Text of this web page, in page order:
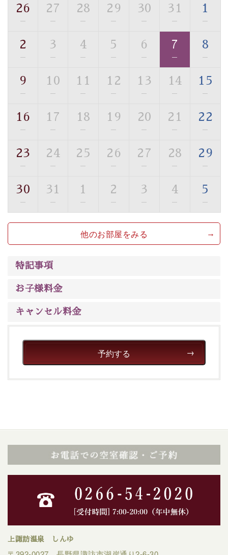
の効果が高い、極めて希有な源泉です。身も心も癒され
■お座敷風呂（大浴場）
温泉の成分に合わせ、防菌防カビの特殊素材の畳を使
用。 足元が柔らかく、そして滑りにくい畳のお風呂で
す。
※男性大浴場までのご移動には階段がございます。 予め
■貸切温泉風呂 （40分2000円）
む貸切温泉風呂です。ゆったりといやされるプライベー
トな空間をお愉しみください。
【旅】
豊富な知識を持ったドライバー兼ガイドが諏訪大社をご
事前ご予約制ですので、ご利用ご希望の方
は【3日前まで】にお電話ください。
※交通規制などにより運行できない日がございます
※年末年始及び御柱祭前後は運行しておりません
上諏訪温泉“しんゆ”なら諏訪大社など歴史ある諏訪の街
清らかな源泉、自然の恵みあるお食事、諏訪湖に包まれ
るお部屋、 大人のたしなみを感じていただける、美しく
癒される宿で贅沢に幸せのときを安心してお過ごしくだ
さい。
26
—
27
—
28
—
29
—
30
—
31
—
1
—
2
—
3
—
4
—
5
—
6
—
7
—
8
—
9
—
10
—
11
—
12
—
13
—
14
—
15
—
16
—
17
—
18
—
19
—
20
—
21
—
22
—
23
—
24
—
25
—
26
—
27
—
28
—
29
—
30
—
31
—
1
—
2
—
3
—
4
—
5
—
他のお部屋をみる
特記事項
お子様料金
キャンセル料金
予約する
上諏訪温泉 しんゆ